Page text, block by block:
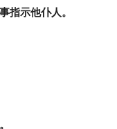
指示他仆人。